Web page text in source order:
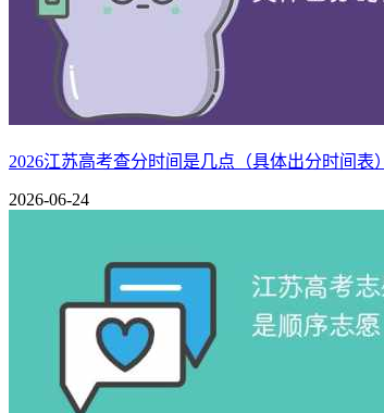
2026江苏高考查分时间是几点（具体出分时间表）
2026-06-24